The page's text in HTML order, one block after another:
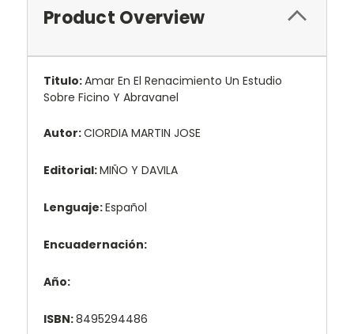
Product Overview
Titulo:Amar En El Renacimiento Un Estudio
Sobre Ficino Y Abravanel
Autor:CIORDIA MARTIN JOSE
Editorial:MIÑO Y DAVILA
Lenguaje:Español
Encuadernación:
Año:
ISBN:8495294486